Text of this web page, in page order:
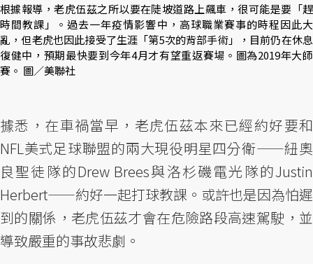
根據報導，老虎伍茲之所以要在陡坡道路上飆車，很可能是要「趕
時間教課」。過去一年疫情影響中，高球職業賽事的時程因此大
亂，但老虎也因此接受了生涯「第5次的背部手術」，目前仍在休息
復健中，預期最快要到今年4月才有望重返賽場。圖為2019年大師
賽。 圖／美聯社
據悉，在車禍當早，老虎伍茲本來已經約好要和
NFL美式足球聯盟的兩大現役明星四分衛——紐奧
良聖徒隊的Drew Brees與洛杉磯電光隊的Justin
Herbert——約好一起打球教課。或許也是因為怕遲
到的關係，老虎伍茲才會在危險路段高速駕駛，並
導致嚴重的事故悲劇。